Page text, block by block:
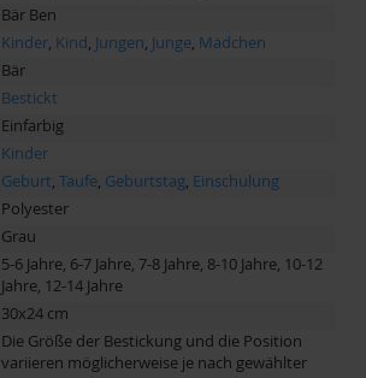
Bär Ben
Kinder, Kind, Jungen, Junge, Mädchen
Bär
Bestickt
Einfarbig
Kinder
Geburt, Taufe, Geburtstag, Einschulung
Polyester
Grau
5-6 Jahre, 6-7 Jahre, 7-8 Jahre, 8-10 Jahre, 10-12
Jahre, 12-14 Jahre
30x24 cm
Die Größe der Bestickung und die Position
variieren möglicherweise je nach gewählter